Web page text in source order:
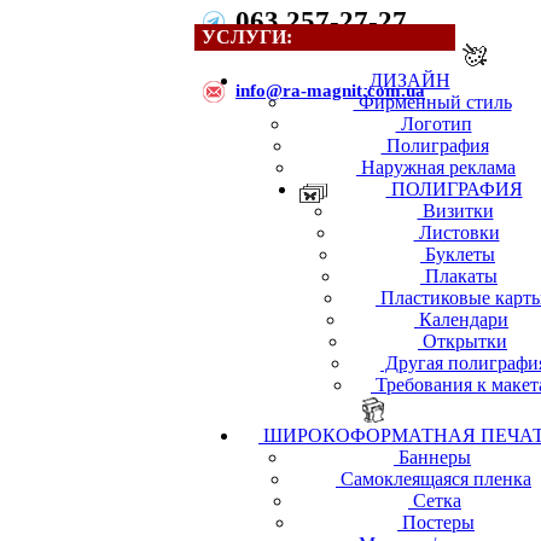
063 257-27-27
info@ra-magnit.com.ua
УСЛУГИ:
ДИЗАЙН
Фирменный стиль
Логотип
Полиграфия
Наружная реклама
ПОЛИГРАФИЯ
Визитки
Листовки
Буклеты
Плакаты
Пластиковые
Календари
Открытки
Другая
Требования к
ШИРОКОФОРМАТНАЯ
Баннеры
Самоклеящаяся пленка
Сетка
Постеры